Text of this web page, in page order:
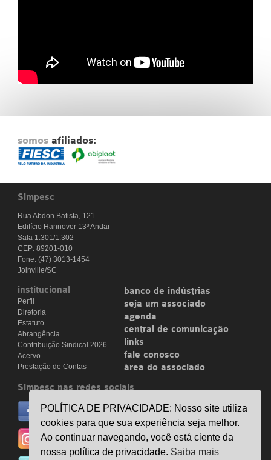
somos afiliados:
Simpesc
Rua Abdon Batista, 121
Edifício Hannover 13º Andar
Sala 1.301/1.302
CEP: 89201-010
Fone: (47) 3013-1454
Joinville/SC
institucional
Perfil
Diretoria
Estatuto
Abrangência
Contribuição Sindical 2026
Acervo
Prestação de Contas
banco de indústrias
seja um associado
agenda
central de comunicação
links
fale conosco
área do associado
Simpesc nas redes sociais
no facebook
/simpesc
no instagram
@simpescplasticos
POLÍTICA DE PRIVACIDADE: Nosso site utiliza
cookies para que sua experiência seja melhor.
Ao continuar navegando, você está ciente da
nossa política de privacidade. Saiba mais